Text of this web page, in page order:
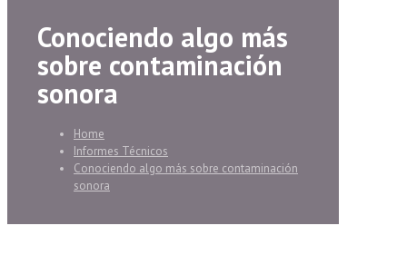
Conociendo algo más
sobre contaminación
sonora
Home
Informes Técnicos
Conociendo algo más sobre contaminación
sonora